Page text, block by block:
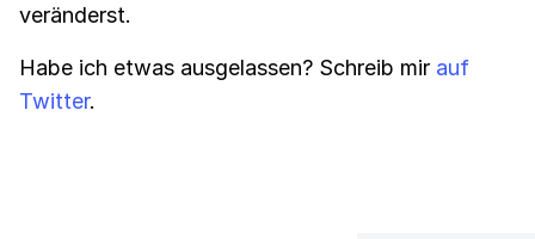
veränderst.
Habe ich etwas ausgelassen? Schreib mir auf
Twitter.